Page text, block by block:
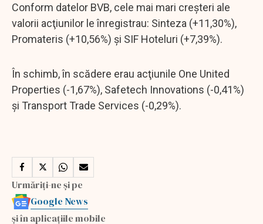
Conform datelor BVB, cele mai mari creşteri ale
valorii acţiunilor le înregistrau: Sinteza (+11,30%),
Promateris (+10,56%) şi SIF Hoteluri (+7,39%).
În schimb, în scădere erau acţiunile One United
Properties (-1,67%), Safetech Innovations (-0,41%)
şi Transport Trade Services (-0,29%).
Urmăriți-ne și pe
Google News
și în aplicațiile mobile